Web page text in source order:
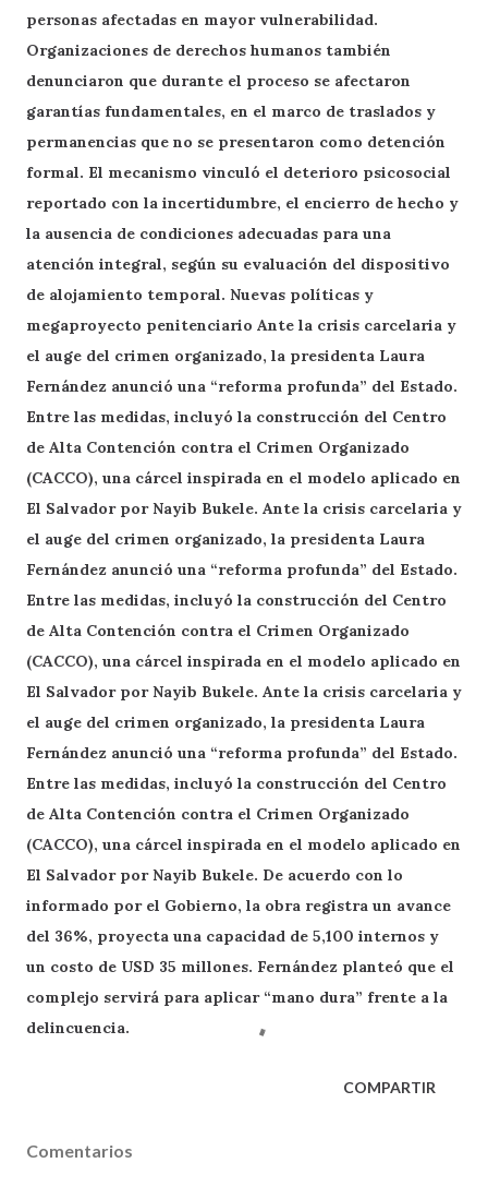
personas afectadas en mayor vulnerabilidad.
Organizaciones de derechos humanos también
denunciaron que durante el proceso se afectaron
garantías fundamentales, en el marco de traslados y
permanencias que no se presentaron como detención
formal. El mecanismo vinculó el deterioro psicosocial
reportado con la incertidumbre, el encierro de hecho y
la ausencia de condiciones adecuadas para una
atención integral, según su evaluación del dispositivo
de alojamiento temporal. Nuevas políticas y
megaproyecto penitenciario Ante la crisis carcelaria y
el auge del crimen organizado, la presidenta Laura
Fernández anunció una “reforma profunda” del Estado.
Entre las medidas, incluyó la construcción del Centro
de Alta Contención contra el Crimen Organizado
(CACCO), una cárcel inspirada en el modelo aplicado en
El Salvador por Nayib Bukele. Ante la crisis carcelaria y
el auge del crimen organizado, la presidenta Laura
Fernández anunció una “reforma profunda” del Estado.
Entre las medidas, incluyó la construcción del Centro
de Alta Contención contra el Crimen Organizado
(CACCO), una cárcel inspirada en el modelo aplicado en
El Salvador por Nayib Bukele. Ante la crisis carcelaria y
el auge del crimen organizado, la presidenta Laura
Fernández anunció una “reforma profunda” del Estado.
Entre las medidas, incluyó la construcción del Centro
de Alta Contención contra el Crimen Organizado
(CACCO), una cárcel inspirada en el modelo aplicado en
El Salvador por Nayib Bukele. De acuerdo con lo
informado por el Gobierno, la obra registra un avance
del 36%, proyecta una capacidad de 5,100 internos y
un costo de USD 35 millones. Fernández planteó que el
complejo servirá para aplicar “mano dura” frente a la
delincuencia.
COMPARTIR
Comentarios